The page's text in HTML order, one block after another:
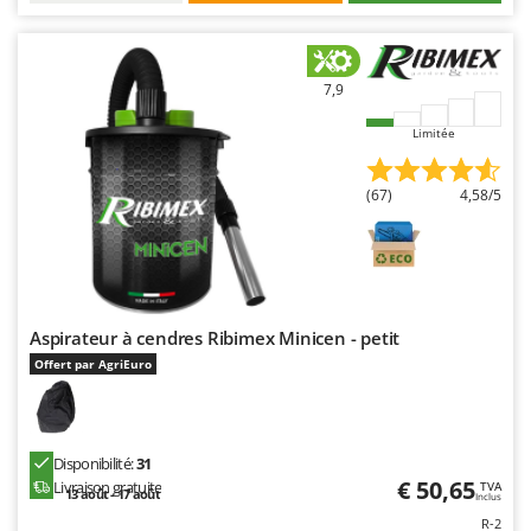
Simatech
Sirman
Skil
Smartwood
Snapper
Solidur
Spice Electronics
Spiralmac
Spring Protezione
Spyro
7,9
Limitée
(67) 4,58/5
Aspirateur à cendres Ribimex Minicen - petit
Offert par AgriEuro
Disponibilité:31
Livraison gratuite
13 août - 17 août € 50,65 TVA
Inclus
R-2